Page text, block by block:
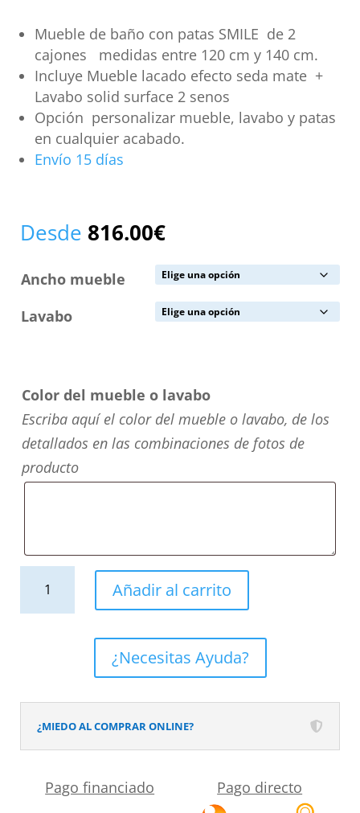
Mueble de baño con patas SMILE de 2
cajones medidas entre 120 cm y 140 cm.
Incluye Mueble lacado efecto seda mate +
Lavabo solid surface 2 senos
Opción personalizar mueble, lavabo y patas
en cualquier acabado.
Envío 15 días
Desde 816.00€
Ancho mueble
Lavabo
Color del mueble o lavabo
Escriba aquí el color del mueble o lavabo, de los
detallados en las combinaciones de fotos de
producto
2
cajones
-
puertas
Añadir al carrito
¿Necesitas Ayuda?
¿MIEDO AL COMPRAR ONLINE?
Pago financiado Pago directo